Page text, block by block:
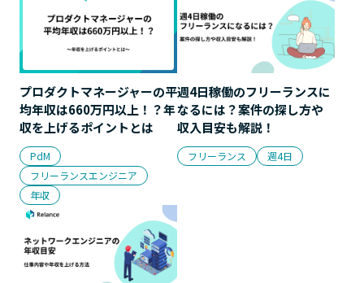
プロダクトマネージャーの平
均年収は660万円以上！？年
収を上げるポイントとは
PdM
フリーランスエンジニア
年収
週4日稼働のフリーランスに
なるには？案件の探し方や
収入目安も解説！
フリーランス 週4日